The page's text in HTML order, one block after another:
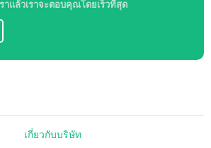
าแล้วเราจะตอบคุณโดยเร็วที่สุด
เกี่ยวกับบริษัท